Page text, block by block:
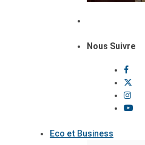
Nous Suivre
Eco et Business